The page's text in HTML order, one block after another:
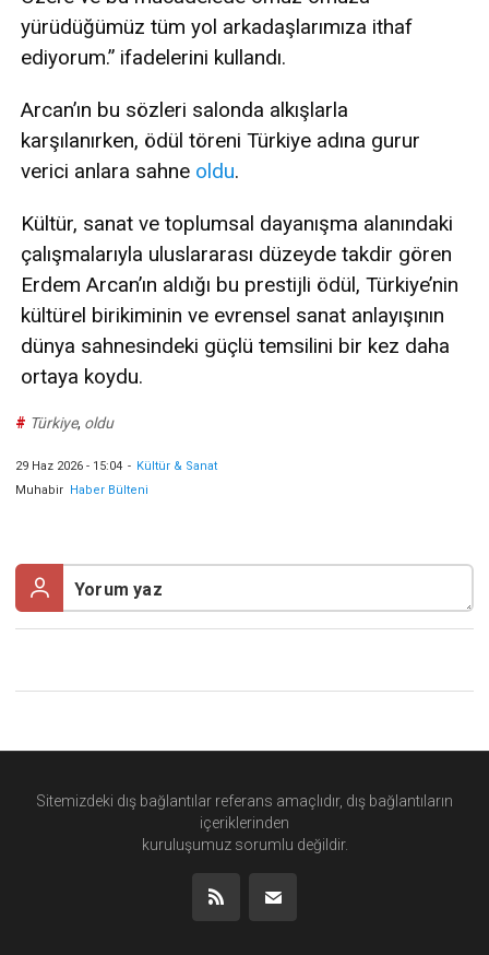
yürüdüğümüz tüm yol arkadaşlarımıza ithaf
ediyorum.” ifadelerini kullandı.
Arcan’ın bu sözleri salonda alkışlarla
karşılanırken, ödül töreni Türkiye adına gurur
verici anlara sahne oldu.
Kültür, sanat ve toplumsal dayanışma alanındaki
çalışmalarıyla uluslararası düzeyde takdir gören
Erdem Arcan’ın aldığı bu prestijli ödül, Türkiye’nin
kültürel birikiminin ve evrensel sanat anlayışının
dünya sahnesindeki güçlü temsilini bir kez daha
ortaya koydu.
# Türkiye, oldu
29 Haz 2026 - 15:04 - Kültür & Sanat
Muhabir Haber Bülteni
Sitemizdeki dış bağlantılar referans amaçlıdır, dış bağlantıların
içeriklerinden
kuruluşumuz sorumlu değildir.